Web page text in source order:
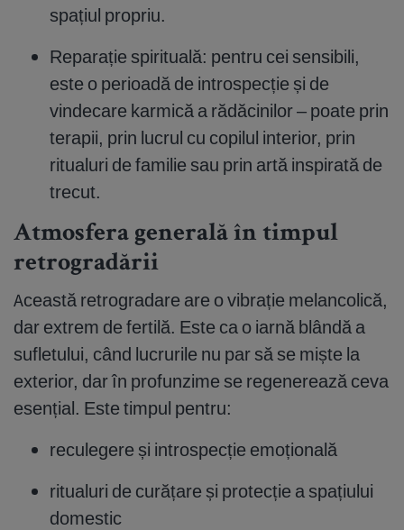
spațiul propriu.
Reparație spirituală: pentru cei sensibili,
este o perioadă de introspecție și de
vindecare karmică a rădăcinilor – poate prin
terapii, prin lucrul cu copilul interior, prin
ritualuri de familie sau prin artă inspirată de
trecut.
Atmosfera generală în timpul
retrogradării
Această retrogradare are o vibrație melancolică,
dar extrem de fertilă. Este ca o iarnă blândă a
sufletului, când lucrurile nu par să se miște la
exterior, dar în profunzime se regenerează ceva
esențial. Este timpul pentru:
reculegere și introspecție emoțională
ritualuri de curățare și protecție a spațiului
domestic